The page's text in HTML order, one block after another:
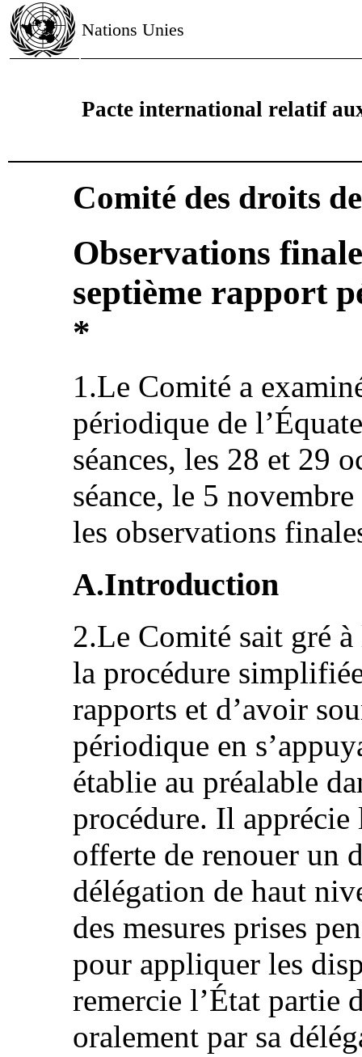
Nations Unies
Pacte international relatif
Comité des droits
Observations
septième rapport
*
1.Le Comité a
périodique de
séances, les 28 et 29
séance, le 5
les observations
A.Introduction
2.Le Comité sait gré à
la procédure
rapports et d’avoir
périodique en
établie au préalable
procédure. Il apprécie
offerte de renouer un
délégation de haut
des mesures prises
pour appliquer les
remercie l’État partie
oralement par sa